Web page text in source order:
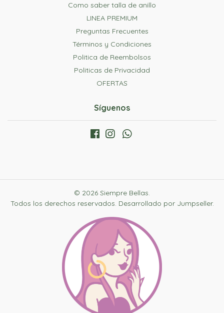
Como saber talla de anillo
LINEA PREMIUM
Preguntas Frecuentes
Términos y Condiciones
Politica de Reembolsos
Politicas de Privacidad
OFERTAS
Síguenos
© 2026 Siempre Bellas.
Todos los derechos reservados. Desarrollado por Jumpseller.